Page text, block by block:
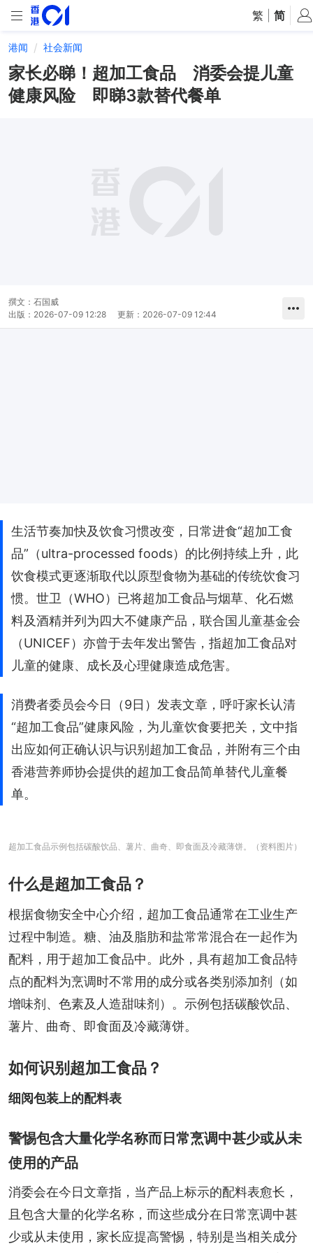
繁 简
港闻 社会新闻
家长必睇！超加工食品 消委会提儿童
健康风险 即睇3款替代餐单
撰文： 石国威
出版： 2026-07-09 12:28 更新： 2026-07-09 12:44
生活节奏加快及饮食习惯改变，日常进食“超加工食
品”（ultra-processed foods）的比例持续上升，此
饮食模式更逐渐取代以原型食物为基础的传统饮食习
惯。世卫（WHO）已将超加工食品与烟草、化石燃
料及酒精并列为四大不健康产品，联合国儿童基金会
（UNICEF）亦曾于去年发出警告，指超加工食品对
儿童的健康、成长及心理健康造成危害。
消费者委员会今日（9日）发表文章，呼吁家长认清
“超加工食品”健康风险，为儿童饮食要把关，文中指
出应如何正确认识与识别超加工食品，并附有三个由
香港营养师协会提供的超加工食品简单替代儿童餐
单。
超加工食品示例包括碳酸饮品、薯片、曲奇、即食面及冷藏薄饼。（资料图片）
什么是超加工食品？
根据食物安全中心介绍，超加工食品通常在工业生产
过程中制造。糖、油及脂肪和盐常常混合在一起作为
配料，用于超加工食品中。此外，具有超加工食品特
点的配料为烹调时不常用的成分或各类别添加剂（如
增味剂、色素及人造甜味剂）。示例包括碳酸饮品、
薯片、曲奇、即食面及冷藏薄饼。
如何识别超加工食品？
细阅包装上的配料表
警惕包含大量化学名称而日常烹调中甚少或从未
使用的产品
消委会在今日文章指，当产品上标示的配料表愈长，
且包含大量的化学名称，而这些成分在日常烹调中甚
少或从未使用，家长应提高警惕，特别是当相关成分